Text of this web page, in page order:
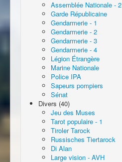
Assemblée Nationale - 2
Garde Républicaine
Gendarmerie - 1
Gendarmerie - 2
Gendarmerie - 3
Gendarmerie - 4
Légion Étrangère
Marine Nationale
Police IPA
Sapeurs pompiers
Sénat
Divers (40)
Jeu des Muses
Tarot populaire - 1
Tiroler Tarock
Russisches Tiertarock
Di Alan
Large vision - AVH